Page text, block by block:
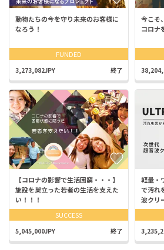
動物たちの今を守り未来のお客様に
なろう！
FUNDED
3,273,082JPY 終了
今こそ
コロナ
【コロナの影響で生活困窮・・・】
施設を巣立った若者の生活を支えた
い！！！
SUCCESS
5,045,000JPY 終了
軽量・
で汚れ
波クリ